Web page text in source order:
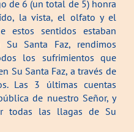
de 6 (un total de 5) honra
la vista, el olfato y el
estos sentidos estaban
Santa Faz, rendimos
los sufrimientos que
Su Santa Faz, a través de
Las 3 últimas cuentas
de nuestro Señor, y
todas las llagas de Su